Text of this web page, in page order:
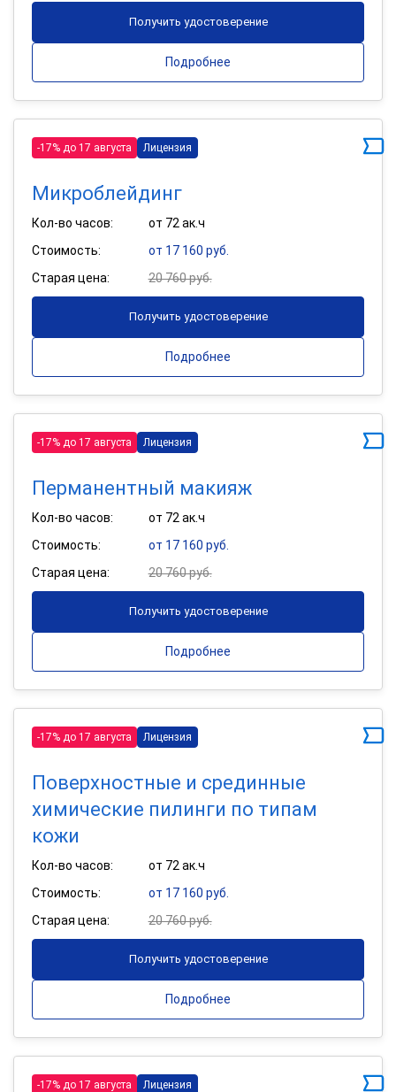
Получить удостоверение
Подробнее
-17% до 17 августа Лицензия
Микроблейдинг
Кол-во часов:
от 72 ак.ч
Стоимость:
от 17 160 руб.
Старая цена:
20 760 руб.
Получить удостоверение
Подробнее
-17% до 17 августа Лицензия
Перманентный макияж
Кол-во часов:
от 72 ак.ч
Стоимость:
от 17 160 руб.
Старая цена:
20 760 руб.
Получить удостоверение
Подробнее
-17% до 17 августа Лицензия
Поверхностные и срединные
химические пилинги по типам
кожи
Кол-во часов:
от 72 ак.ч
Стоимость:
от 17 160 руб.
Старая цена:
20 760 руб.
Получить удостоверение
Подробнее
-17% до 17 августа Лицензия